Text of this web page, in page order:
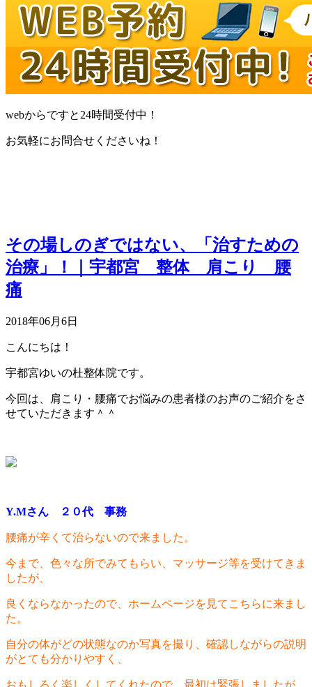
webからですと24時間受付中！
お気軽にお問合せくださいね！
その場しのぎではない、「治すための
治療」！｜宇都宮 整体 肩こり 腰
痛
2018年06月6日
こんにちは！
宇都宮ゆいの杜整体院です。
今回は、肩こり・腰痛でお悩みの患者様のお声のご紹介をさ
せていただきます＾＾
Y.Mさん ２０代 事務
腰痛が辛くて治らないので来ました。
今まで、色々な所でみてもらい、マッサージ等を受けてきま
したが、
良くならなかったので、ホームページを見てこちらに来まし
た。
自分の体がどの状態なのか写真を撮り、確認しながらの説明
がとても分かりやすく、
おもしろく楽しくしてくれたので、最初は緊張しましたが、